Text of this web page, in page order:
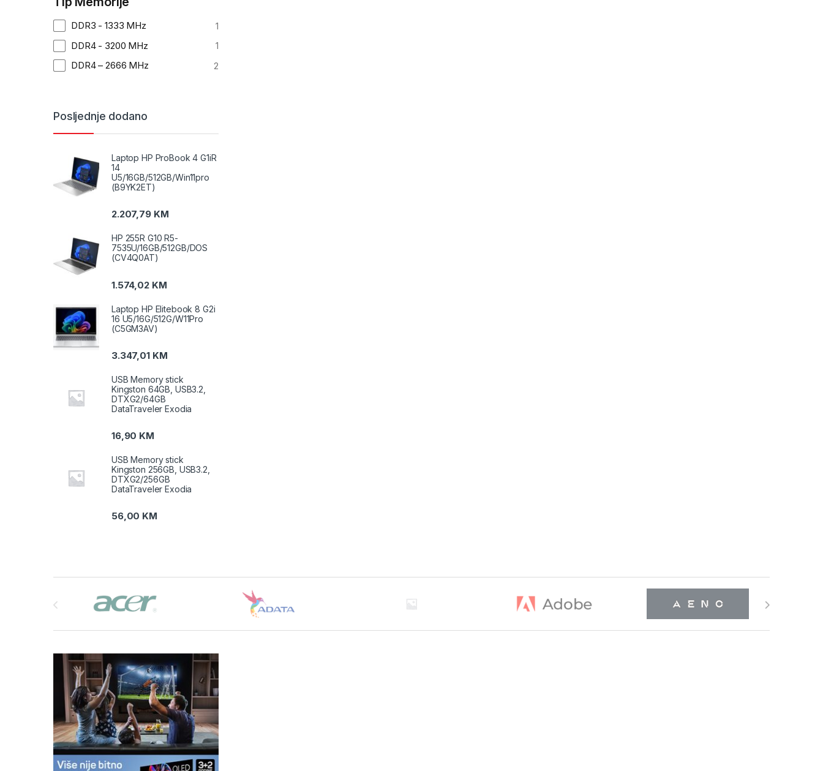
DDR3 - 1333 MHz
1
DDR4 - 3200 MHz
1
DDR4 – 2666 MHz
2
Posljednje dodano
Laptop HP ProBook 4 G1iR
14
U5/16GB/512GB/Win11pro
(B9YK2ET)
2.207,79 KM
HP 255R G10 R5-
7535U/16GB/512GB/DOS
(CV4Q0AT)
1.574,02 KM
Laptop HP Elitebook 8 G2i
16 U5/16G/512G/W11Pro
(C5GM3AV)
3.347,01 KM
USB Memory stick
Kingston 64GB, USB3.2,
DTXG2/64GB
DataTraveler Exodia
16,90 KM
USB Memory stick
Kingston 256GB, USB3.2,
DTXG2/256GB
DataTraveler Exodia
56,00 KM